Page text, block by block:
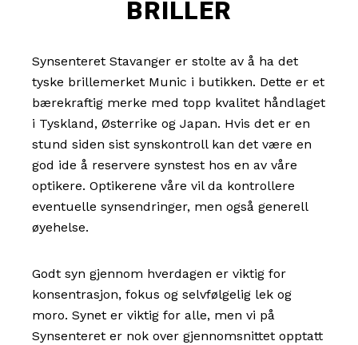
BRILLER
Synsenteret Stavanger er stolte av å ha det
tyske brillemerket Munic i butikken. Dette er et
bærekraftig merke med topp kvalitet håndlaget
i Tyskland, Østerrike og Japan. Hvis det er en
stund siden sist synskontroll kan det være en
god ide å reservere synstest hos en av våre
optikere. Optikerene våre vil da kontrollere
eventuelle synsendringer, men også generell
øyehelse.
Godt syn gjennom hverdagen er viktig for
konsentrasjon, fokus og selvfølgelig lek og
moro. Synet er viktig for alle, men vi på
Synsenteret er nok over gjennomsnittet opptatt